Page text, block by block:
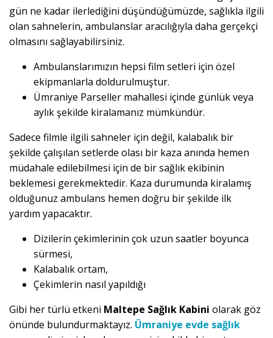
gün ne kadar ilerlediğini düşündüğümüzde, sağlıkla ilgili
olan sahnelerin, ambulanslar aracılığıyla daha gerçekçi
olmasını sağlayabilirsiniz.
Ambulanslarımızın hepsi film setleri için özel
ekipmanlarla doldurulmuştur.
Ümraniye Parseller mahallesi içinde günlük veya
aylık şekilde kiralamanız mümkündür.
Sadece filmle ilgili sahneler için değil, kalabalık bir
şekilde çalışılan setlerde olası bir kaza anında hemen
müdahale edilebilmesi için de bir sağlık ekibinin
beklemesi gerekmektedir. Kaza durumunda kiralamış
olduğunuz ambulans hemen doğru bir şekilde ilk
yardım yapacaktır.
Dizilerin çekimlerinin çok uzun saatler boyunca
sürmesi,
Kalabalık ortam,
Çekimlerin nasıl yapıldığı
Gibi her türlü etkeni Maltepe Sağlık Kabini olarak göz
önünde bulundurmaktayız. Ümraniye evde sağlık